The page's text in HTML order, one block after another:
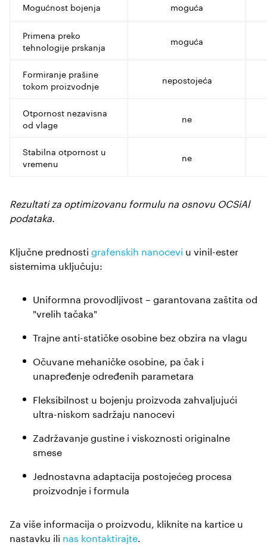
Mogućnost bojenja moguća
Primena preko
tehnologije prskanja
moguća
Formiranje prašine
tokom proizvodnje
nepostojeća
Otpornost nezavisna
od vlage
ne
Stabilna otpornost u
vremenu
ne
Rezultati za optimizovanu formulu na osnovu OCSiAl
podataka.
Ključne prednosti grafenskih nanocevi u vinil-ester
sistemima uključuju:
Uniformna provodljivost – garantovana zaštita od
"vrelih tačaka"
Trajne anti-statičke osobine bez obzira na vlagu
Očuvane mehaničke osobine, pa čak i
unapređenje određenih parametara
Fleksibilnost u bojenju proizvoda zahvaljujući
ultra-niskom sadržaju nanocevi
Zadržavanje gustine i viskoznosti originalne
smese
Jednostavna adaptacija postojećeg procesa
proizvodnje i formula
Za više informacija o proizvodu, kliknite na kartice u
nastavku ili nas kontaktirajte